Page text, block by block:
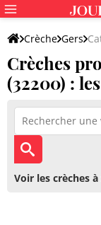
Crèche Gers
Crèches
(32200) :
Voir les crèches à